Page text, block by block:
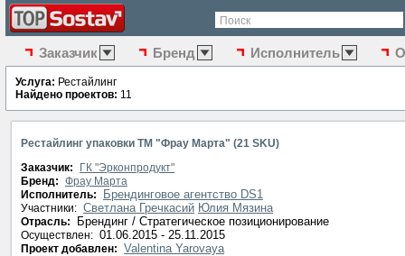
Поиск
Заказчик Бренд Исполнитель
Услуга: Рестайлинг
Найдено проектов: 11
Рестайлинг упаковки ТМ "Фрау Марта" (21 SKU)
Заказчик:
ГК "Эрконпродукт"
Бренд: Фрау Марта
Исполнитель:
Брендинговое агентство DS1
Участники: Светлана Гречкасий Юлия Мязина
Отрасль: Брендинг / Стратегическое позиционирование
Осуществлен: 01.06.2015 - 25.11.2015
Проект добавлен: Valentina Yarovaya